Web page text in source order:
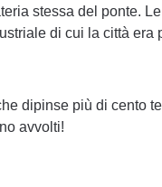
stessa del ponte.
di cui la città era
dipinse più di cento
avvolti!